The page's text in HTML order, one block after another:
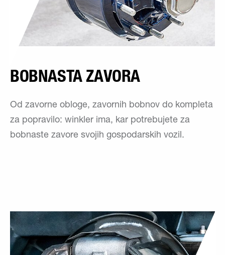
BOBNASTA ZAVORA
Od zavorne obloge, zavornih bobnov do kompleta
za popravilo: winkler ima, kar potrebujete za
bobnaste zavore svojih gospodarskih vozil.